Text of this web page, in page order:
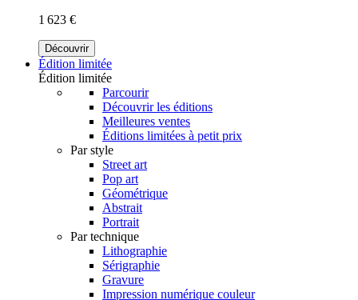
1 623 €
Découvrir
Édition limitée
Édition limitée
Parcourir
Découvrir les éditions
Meilleures ventes
Éditions limitées à petit prix
Par style
Street art
Pop art
Géométrique
Abstrait
Portrait
Par technique
Lithographie
Sérigraphie
Gravure
Impression numérique couleur